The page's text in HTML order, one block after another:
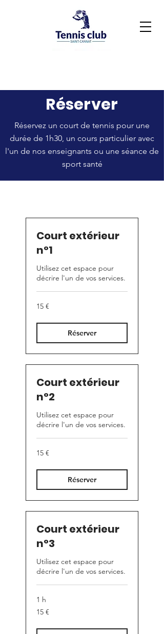
Réserver
Réservez un court de tennis pour une
durée de 1h30, un cours particulier avec
l'un de nos enseignants ou une séance de
sport santé
Court extérieur
n°1
Utilisez cet espace pour
décrire l'un de vos services.
15
euros
15 €
Réserver
Court extérieur
n°2
Utilisez cet espace pour
décrire l'un de vos services.
15
euros
15 €
Réserver
Court extérieur
n°3
Utilisez cet espace pour
décrire l'un de vos services.
1 h
15
euros
15 €